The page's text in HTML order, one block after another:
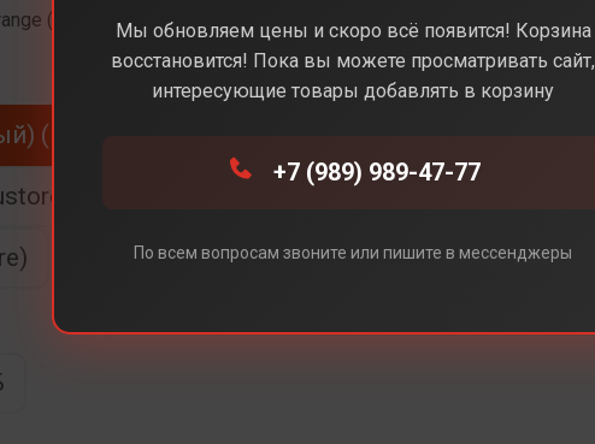
(Оранжевый) (Без Rustore)
(Без Rustore)
Мы обновляем цены и скоро всё появится! Корзина
восстановится! Пока вы можете просматривать сайт,
интересующие товары добавлять в корзину
+7 (989) 989-47-77
По всем вопросам звоните или пишите в мессенджеры